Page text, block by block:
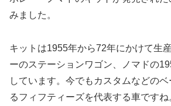
みました。
キットは1955年から72年にかけて生
ーのステーションワゴン、ノマドの
しています。今でもカスタムなどの
るフィフティーズを代表する車ですね